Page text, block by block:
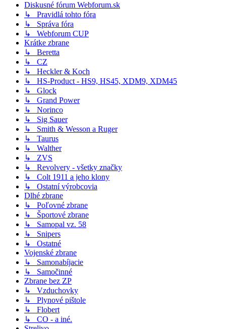
Diskusné fórum Webforum.sk
↳ Pravidlá tohto fóra
↳ Správa fóra
↳ Webforum CUP
Krátke zbrane
↳ Beretta
↳ CZ
↳ Heckler & Koch
↳ HS-Product - HS9, HS45, XDM9, XDM45
↳ Glock
↳ Grand Power
↳ Norinco
↳ Sig Sauer
↳ Smith & Wesson a Ruger
↳ Taurus
↳ Walther
↳ ZVS
↳ Revolvery - všetky značky
↳ Colt 1911 a jeho klony
↳ Ostatní výrobcovia
Dlhé zbrane
↳ Poľovné zbrane
↳ Športové zbrane
↳ Samopal vz. 58
↳ Snipers
↳ Ostatné
Vojenské zbrane
↳ Samonabíjacie
↳ Samočinné
Zbrane bez ZP
↳ Vzduchovky
↳ Plynové pištole
↳ Flobert
↳ CO - a iné.